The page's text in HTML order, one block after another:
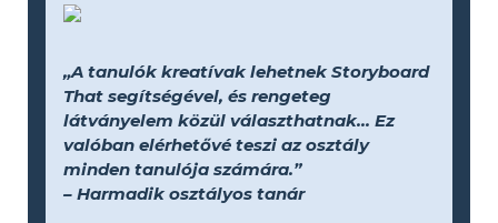
„A tanulók kreatívak lehetnek Storyboard
That segítségével, és rengeteg
látványelem közül választhatnak... Ez
valóban elérhetővé teszi az osztály
minden tanulója számára.”
– Harmadik osztályos tanár